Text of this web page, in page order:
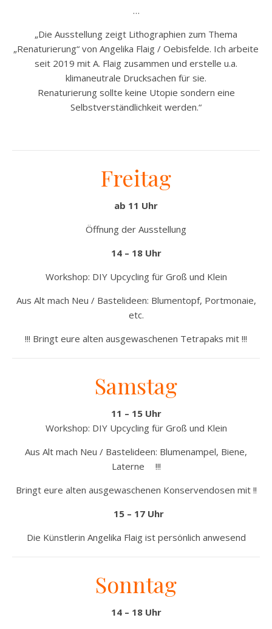
…
„Die Ausstellung zeigt Lithographien zum Thema
„Renaturierung“ von Angelika Flaig / Oebisfelde. Ich arbeite
seit 2019 mit A. Flaig zusammen und erstelle u.a.
klimaneutrale Drucksachen für sie.
Renaturierung sollte keine Utopie sondern eine
Selbstverständlichkeit werden.“
Freitag
ab 11 Uhr
Öffnung der Ausstellung
14 – 18 Uhr
Workshop: DIY Upcycling für Groß und Klein
Aus Alt mach Neu / Bastelideen: Blumentopf, Portmonaie,
etc.
!!! Bringt eure alten ausgewaschenen Tetrapaks mit !!!
Samstag
11 – 15 Uhr
Workshop: DIY Upcycling für Groß und Klein
Aus Alt mach Neu / Bastelideen: Blumenampel, Biene,
Laterne !!!
Bringt eure alten ausgewaschenen Konservendosen mit !!
15 – 17 Uhr
Die Künstlerin Angelika Flaig ist persönlich anwesend
Sonntag
14 – 18 Uhr